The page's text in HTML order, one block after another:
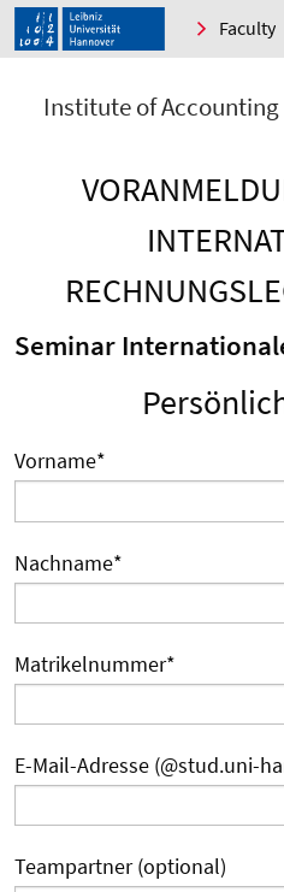
Faculty
Institute of
Seminar
Vorname*
Nachname*
Matrikelnummer*
E-Mail-Adresse (@stud.uni-
Teampartner (optional)